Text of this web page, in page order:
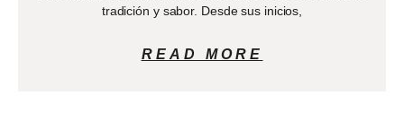
tradición y sabor. Desde sus inicios,
READ MORE